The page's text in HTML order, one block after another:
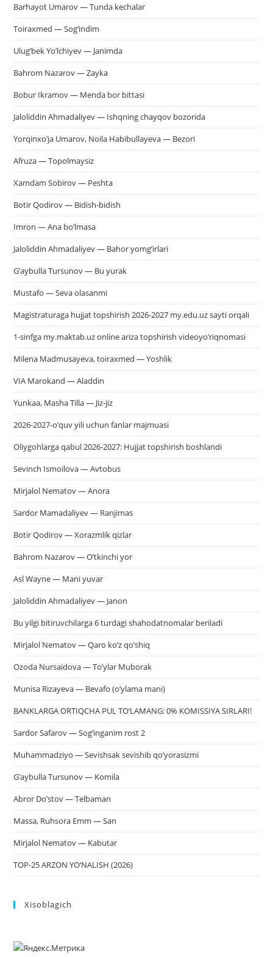
Barhayot Umarov — Tunda kechalar
Toiraxmed — Sog’indim
Ulug’bek Yo’lchiyev — Janimda
Bahrom Nazarov — Zayka
Bobur Ikramov — Menda bor bittasi
Jaloliddin Ahmadaliyev — Ishqning chayqov bozorida
Yorqinxo’ja Umarov, Noila Habibullayeva — Bezori
Afruza — Topolmaysiz
Xamdam Sobirov — Peshta
Botir Qodirov — Bidish-bidish
Imron — Ana bo’lmasa
Jaloliddin Ahmadaliyev — Bahor yomg’irlari
G’aybulla Tursunov — Bu yurak
Mustafo — Seva olasanmi
Magistraturaga hujjat topshirish 2026-2027 my.edu.uz sayti orqali
1-sinfga my.maktab.uz online ariza topshirish videoyo’riqnomasi
Milena Madmusayeva, toiraxmed — Yoshlik
VIA Marokand — Aladdin
Yunkaa, Masha Tilla — Jiz-jiz
2026-2027-o’quv yili uchun fanlar majmuasi
Oliygohlarga qabul 2026-2027: Hujjat topshirish boshlandi
Sevinch Ismoilova — Avtobus
Mirjalol Nematov — Anora
Sardor Mamadaliyev — Ranjimas
Botir Qodirov — Xorazmlik qizlar
Bahrom Nazarov — O’tkinchi yor
Asl Wayne — Mani yuvar
Jaloliddin Ahmadaliyev — Janon
Bu yilgi bitiruvchilarga 6 turdagi shahodatnomalar beriladi
Mirjalol Nematov — Qaro ko’z qo’shiq
Ozoda Nursaidova — To’ylar Muborak
Munisa Rizayeva — Bevafo (o’ylama mani)
BANKLARGA ORTIQCHA PUL TO‘LAMANG: 0% KOMISSIYA SIRLARI!
Sardor Safarov — Sog’inganim rost 2
Muhammadziyo — Sevishsak sevishib qo’yorasizmi
G’aybulla Tursunov — Komila
Abror Do’stov — Telbaman
Massa, Ruhsora Emm — San
Mirjalol Nematov — Kabutar
TOP-25 ARZON YO‘NALISH (2026)
Xisoblagich